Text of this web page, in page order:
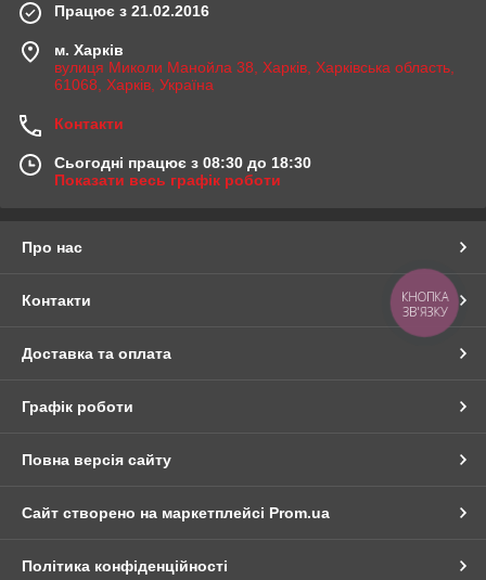
Працює з 21.02.2016
м. Харків
вулиця Миколи Манойла 38, Харків, Харківська область,
61068, Харків, Україна
Контакти
Сьогодні працює з 08:30 до 18:30
Показати весь графік роботи
Про нас
Контакти
Доставка та оплата
Графік роботи
Повна версія сайту
Сайт створено на маркетплейсі Prom.ua
Політика конфіденційності
КНОПКА
ЗВ'ЯЗКУ